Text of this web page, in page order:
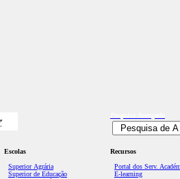
Escolas
Superior Agrária
Superior de Educação
Recursos
Portal dos Serv.
E-learning